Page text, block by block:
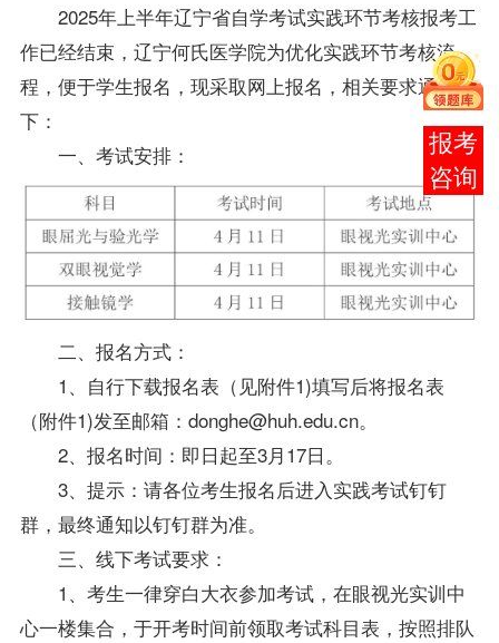
2025年上半年辽宁省自学考试实践环节考核报考工
作已经结束，辽宁何氏医学院为优化实践环节考核流
程，便于学生报名，现采取网上报名，相关要求通知如
下：
一、考试安排：
二、报名方式：
1、自行下载报名表（见附件1)填写后将报名表
（附件1)发至邮箱：donghe@huh.edu.cn。
2、报名时间：即日起至3月17日。
3、提示：请各位考生报名后进入实践考试钉钉
群，最终通知以钉钉群为准。
三、线下考试要求：
1、考生一律穿白大衣参加考试，在眼视光实训中
心一楼集合，于开考时间前领取考试科目表，按照排队
报考
咨询